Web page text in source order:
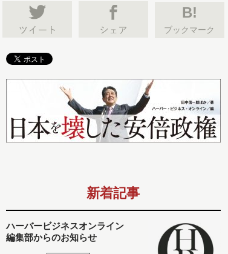
B!
ブックマーク
新着記事
ハーバービジネスオンライン
編集部からのお知らせ